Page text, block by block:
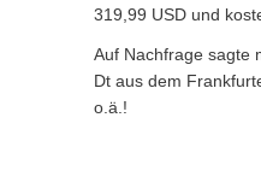
319,99 USD und
Auf Nachfrage sagte
Dt aus dem
o.ä.!